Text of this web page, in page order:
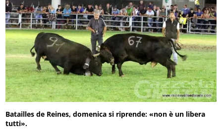
Batailles de Reines, domenica si riprende: «non è un libera
tutti».